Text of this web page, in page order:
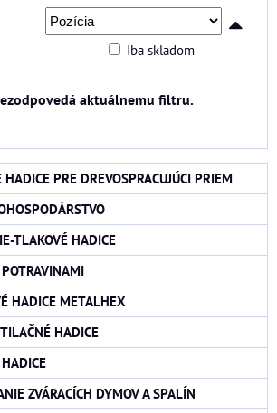
Iba skladom
HADICE PRE DREVOSPRACUJÚCI PRIEM
TLAKOVÉ HADICE
HADICE METALHEX
HADICE
ZVÁRACÍCH DYMOV A SPALÍN